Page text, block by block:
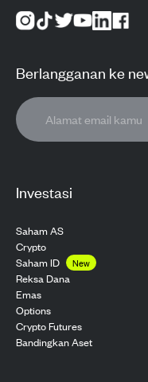
Investasi
Saham AS
Crypto
Saham ID
New
Reksa Dana
Emas
Options
Crypto Futures
Bandingkan Aset
Berlangganan ke